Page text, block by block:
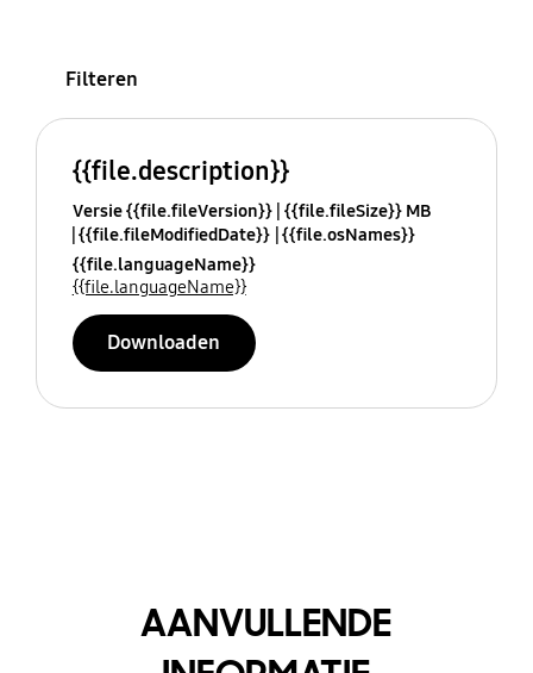
Filteren
{{file.description}}
Versie {{file.fileVersion}} {{file.fileSize}} MB
{{file.fileModifiedDate}} {{file.osNames}}
{{file.languageName}}
{{file.languageName}}
Downloaden
AANVULLENDE